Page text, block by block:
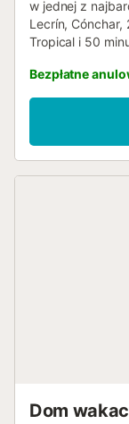
w jednej z
Lecrín, Cónchar,
Tropical i 50
salon z
zmywarką.
wspaniałe
spędzić miłe
Bezpłatne
Dom